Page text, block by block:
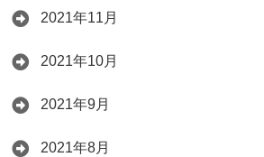
2021年11月
2021年10月
2021年9月
2021年8月